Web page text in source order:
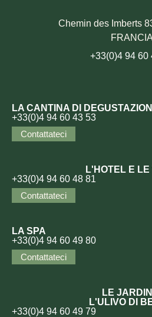
Chemin des Imberts
FRANCIA
+33(0)4 94 60
LA CANTINA DI
+33(0)4 94 60 43 53
Contattateci
L'HOTEL E LE
+33(0)4 94 60 48 81
Contattateci
LA SPA
+33(0)4 94 60 49 80
Contattateci
LE
L'ULIVO DI
+33(0)4 94 60 49 79